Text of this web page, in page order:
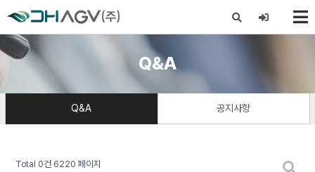
Q&A
Q&A 공지사항
Total 0건 6220 페이지